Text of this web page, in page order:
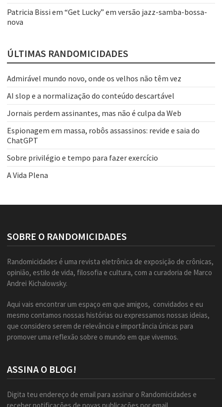
Patricia Bissi em “Get Lucky” em versão jazz-samba-bossa-
nova
ÚLTIMAS RANDOMICIDADES
Admirável mundo novo, onde os velhos não têm vez
AI slop e a normalização do conteúdo descartável
Jornais perdem assinantes, mas não é culpa da Web
Espionagem em massa, robôs assassinos: revide e saia do
ChatGPT
Sobre privilégio e tempo para fazer exercício
A Vida Plena
SOBRE O RANDOMICIDADES
Randomicidades é uma revista eletrônica de exposição de crônicas,
opinião, estilo de vida, filosofia e cultura, com a curadoria de Marco
Andrei Kichalowsky.
Aqui vais encontrar um espaço em que amigos, convidados e eu
mesmo contamos nossas histórias ou expressamos nossas ideias,
que considero serem de relevância e importância únicas para
promover uma reflexão sobre o mundo em que vivemos.
ASSINA O BLOG!
Digita teu endereço de email para assinar o Randomicidades e